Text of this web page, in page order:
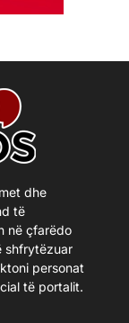
dhe
të
në çfarëdo
shfrytëzuar
personat
të portalit.